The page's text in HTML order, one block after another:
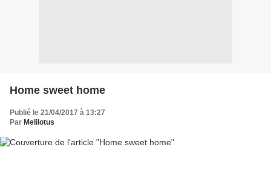
Home sweet home
Publié le 21/04/2017 à 13:27
Par Melilotus